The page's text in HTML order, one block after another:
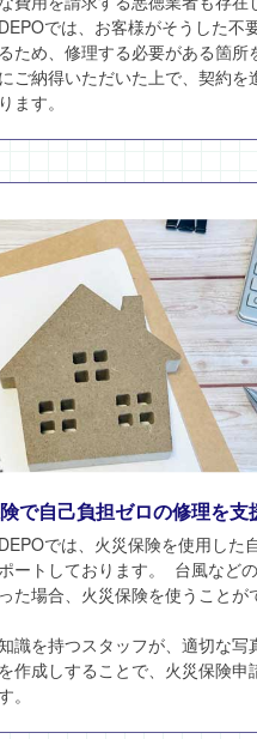
では、お客様がそうした不
ため、修理する必要がある箇所
ご納得いただいた上で、契約を
ます。
で自己負担ゼロの修理を支
では、火災保険を使用した
ートしております。 台風など
た場合、火災保険を使うことが
識を持つスタッフが、適切な写
作成しすることで、火災保険申
。